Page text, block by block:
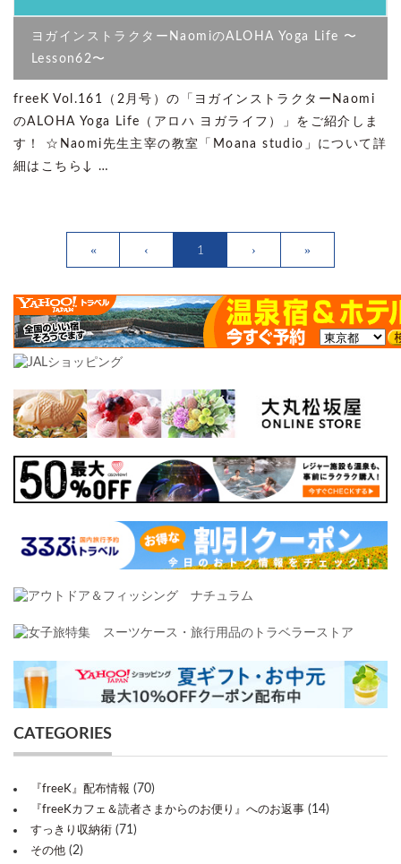
ヨガインストラクターNaomiのALOHA Yoga Life 〜
Lesson62〜
freeK Vol.161（2月号）の「ヨガインストラクターNaomi
のALOHA Yoga Life（アロハ ヨガライフ）」をご紹介しま
す！ ☆Naomi先生主宰の教室「Moana studio」について詳
細はこちら↓ …
1
CATEGORIES
『freeK』配布情報 (70)
『freeKカフェ＆読者さまからのお便り』へのお返事 (14)
すっきり収納術 (71)
その他 (2)